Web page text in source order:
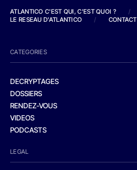
ATLANTICO C'EST QUI, C'EST QUOI ?
/
LE RESEAU D'ATLANTICO
/ CONTACT
CATEGORIES
DECRYPTAGES
DOSSIERS
RENDEZ-VOUS
VIDEOS
PODCASTS
LEGAL